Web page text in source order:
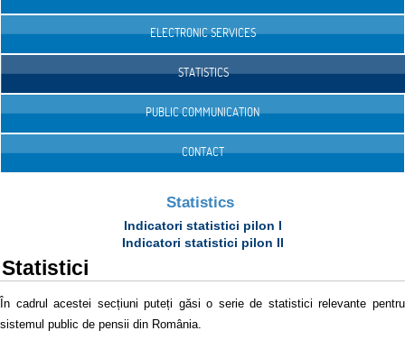
ELECTRONIC SERVICES
STATISTICS
PUBLIC COMMUNICATION
CONTACT
Statistics
Indicatori statistici pilon I
Indicatori statistici pilon II
Statistici
În cadrul acestei secțiuni puteți găsi o serie de statistici relevante pentru
sistemul public de pensii din România.